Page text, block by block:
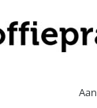
Bianca